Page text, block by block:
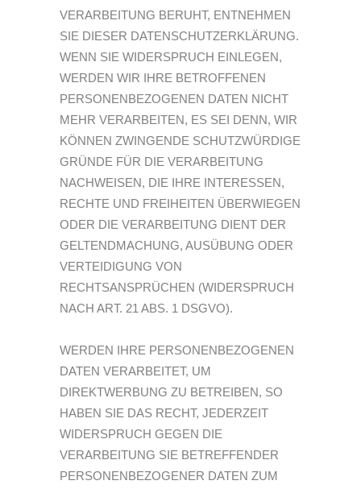
VERARBEITUNG BERUHT, ENTNEHMEN
SIE DIESER DATENSCHUTZERKLÄRUNG.
WENN SIE WIDERSPRUCH EINLEGEN,
WERDEN WIR IHRE BETROFFENEN
PERSONENBEZOGENEN DATEN NICHT
MEHR VERARBEITEN, ES SEI DENN, WIR
KÖNNEN ZWINGENDE SCHUTZWÜRDIGE
GRÜNDE FÜR DIE VERARBEITUNG
NACHWEISEN, DIE IHRE INTERESSEN,
RECHTE UND FREIHEITEN ÜBERWIEGEN
ODER DIE VERARBEITUNG DIENT DER
GELTENDMACHUNG, AUSÜBUNG ODER
VERTEIDIGUNG VON
RECHTSANSPRÜCHEN (WIDERSPRUCH
NACH ART. 21 ABS. 1 DSGVO).
WERDEN IHRE PERSONENBEZOGENEN
DATEN VERARBEITET, UM
DIREKTWERBUNG ZU BETREIBEN, SO
HABEN SIE DAS RECHT, JEDERZEIT
WIDERSPRUCH GEGEN DIE
VERARBEITUNG SIE BETREFFENDER
PERSONENBEZOGENER DATEN ZUM